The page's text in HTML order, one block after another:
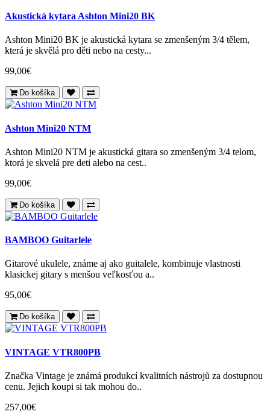
Akustická kytara Ashton Mini20 BK
Ashton Mini20 BK je akustická kytara se zmenšeným 3/4 tělem,
která je skvělá pro děti nebo na cesty...
99,00€
Do košíka
Ashton Mini20 NTM
Ashton Mini20 NTM je akustická gitara so zmenšeným 3/4 telom,
ktorá je skvelá pre deti alebo na cest..
99,00€
Do košíka
BAMBOO Guitarlele
Gitarové ukulele, známe aj ako guitalele, kombinuje vlastnosti
klasickej gitary s menšou veľkosťou a..
95,00€
Do košíka
VINTAGE VTR800PB
Značka Vintage je známá produkcí kvalitních nástrojů za dostupnou
cenu. Jejich koupi si tak mohou do..
257,00€